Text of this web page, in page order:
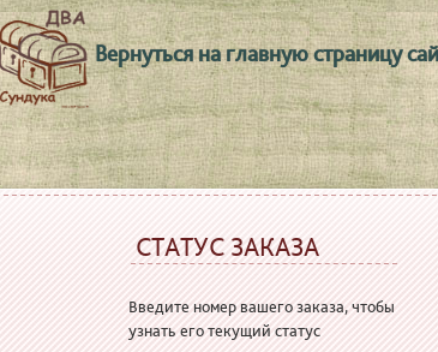
Вернуться на главную страницу
СТАТУС ЗАКАЗА
Введите номер вашего заказа, чтобы
узнать его текущий статус